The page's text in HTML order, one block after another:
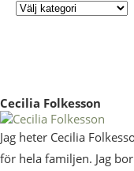
Cecilia Folkesson
Jag heter Cecilia
för hela familjen. Jag